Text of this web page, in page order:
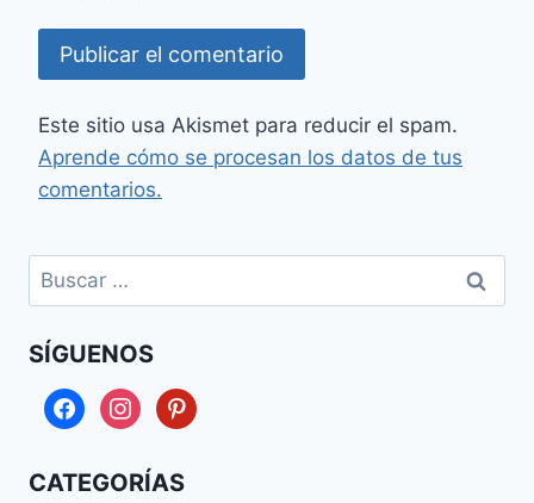
Este sitio usa Akismet para reducir el spam.
Aprende cómo se procesan los datos de tus
comentarios.
Buscar:
SÍGUENOS
facebookinstagrampinterest
CATEGORÍAS